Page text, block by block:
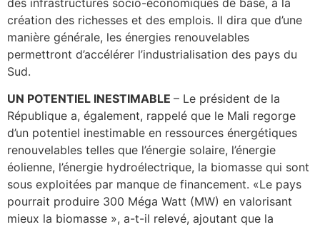
des infrastructures socio-économiques de base, à la
création des richesses et des emplois. Il dira que d’une
manière générale, les énergies renouvelables
permettront d’accélérer l’industrialisation des pays du
Sud.
UN POTENTIEL INESTIMABLE – Le président de la
République a, également, rappelé que le Mali regorge
d’un potentiel inestimable en ressources énergétiques
renouvelables telles que l’énergie solaire, l’énergie
éolienne, l’énergie hydroélectrique, la biomasse qui sont
sous exploitées par manque de financement. «Le pays
pourrait produire 300 Méga Watt (MW) en valorisant
mieux la biomasse », a-t-il relevé, ajoutant que la